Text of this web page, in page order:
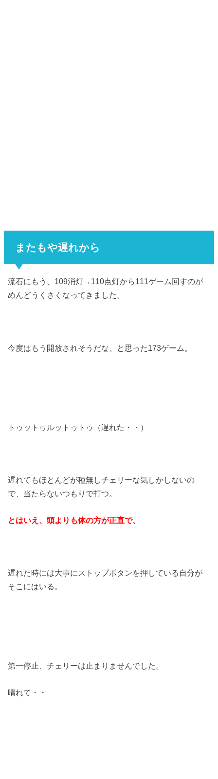
またもや遅れから
流石にもう、109消灯→110点灯から111ゲーム回すのが
めんどうくさくなってきました。
今度はもう開放されそうだな、と思った173ゲーム。
トゥットゥルットゥトゥ（遅れた・・）
遅れてもほとんどが種無しチェリーな気しかしないの
で、当たらないつもりで打つ。
とはいえ、頭よりも体の方が正直で、
遅れた時には大事にストップボタンを押している自分が
そこにはいる。
第一停止、チェリーは止まりませんでした。
晴れて・・